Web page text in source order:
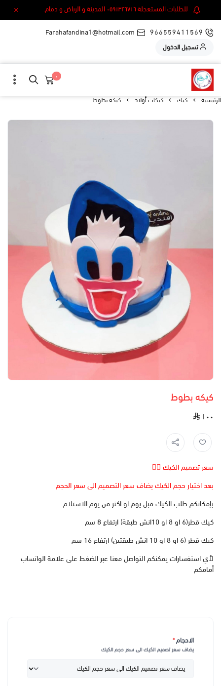
للطلبات المستعجلة ٠٥٩١٣٢٦٧١٦ المدينة و الرياض و دمام.
966559411569
Farahafandina1@hotmail.com
تسجيل الدخول
٠
الرئيسية كيك كيكات أولاد كيكه بطوط
كيكه بطوط
١٠٠
سعر تصميم الكيك 👆🏻
بعد اختيار حجم الكيك يضاف سعر التصميم الى سعر الحجم
بإمكانكم طلب الكيك قبل يوم او اكثر من يوم الاستلام
كيك قطر(6 او 8 او 10انش طبقة) ارتفاع 8 سم
كيك قطر (6 او 8 او 10 انش طبقتين) ارتفاع 16 سم
لأي استفسارات يمكنكم التواصل معنا عبر الضغط على علامة الواتساب
أمامكم
الاحجام*
يضاف سعر تصميم الكيك الى سعر حجم الكيك